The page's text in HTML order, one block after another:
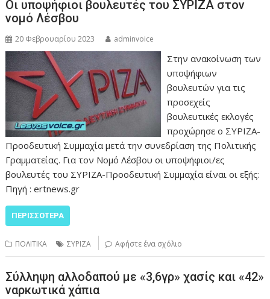
Οι υποψήφιοι βουλευτές του ΣΥΡΙΖΑ στον
νομό Λέσβου
20 Φεβρουαρίου 2023 adminvoice
Στην ανακοίνωση των
υποψήφιων
βουλευτών για τις
προσεχείς
βουλευτικές εκλογές
προχώρησε ο ΣΥΡΙΖΑ-
Προοδευτική Συμμαχία μετά την συνεδρίαση της Πολιτικής
Γραμματείας. Για τον Νομό Λέσβου οι υποψήφιοι/ες
βουλευτές του ΣΥΡΙΖΑ-Προοδευτική Συμμαχία είναι οι εξής:
Πηγή : ertnews.gr
ΠΕΡΙΣΣΌΤΕΡΑ
ΠΟΛΙΤΙΚΑ ΣΥΡΙΖΑ Αφήστε ένα σχόλιο
Σύλληψη αλλοδαπού με «3,6γρ» χασίς και «42»
ναρκωτικά χάπια